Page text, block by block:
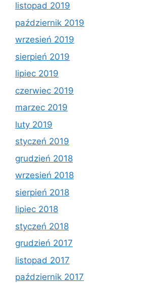
listopad 2019
październik 2019
wrzesień 2019
sierpień 2019
lipiec 2019
czerwiec 2019
marzec 2019
luty 2019
styczeń 2019
grudzień 2018
wrzesień 2018
sierpień 2018
lipiec 2018
styczeń 2018
grudzień 2017
listopad 2017
październik 2017